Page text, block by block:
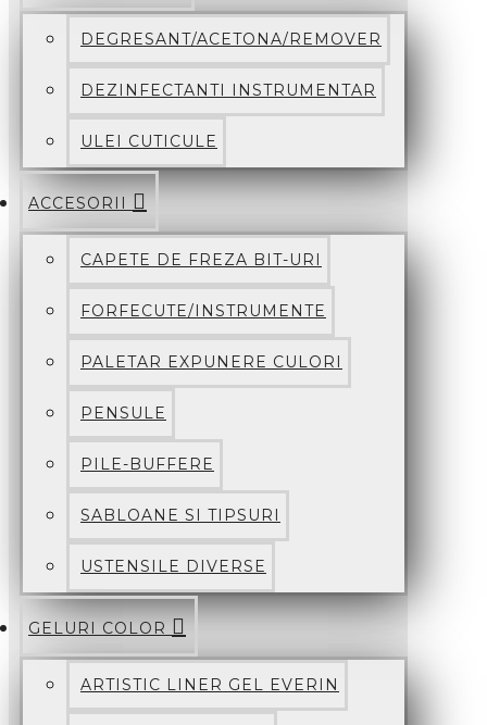
DEGRESANT/ACETONA/REMOVER
DEZINFECTANTI INSTRUMENTAR
ULEI CUTICULE
ACCESORII
CAPETE DE FREZA BIT-URI
FORFECUTE/INSTRUMENTE
PALETAR EXPUNERE CULORI
PENSULE
PILE-BUFFERE
SABLOANE SI TIPSURI
USTENSILE DIVERSE
GELURI COLOR
ARTISTIC LINER GEL EVERIN